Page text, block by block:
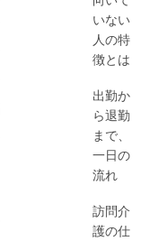
いない
人の特
徴とは
出勤か
ら退勤
まで、
一日の
流れ
訪問介
護の仕